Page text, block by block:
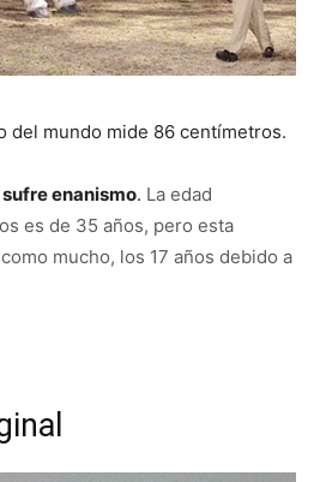
del mundo mide 86 centímetros.
sufre enanismo. La edad
es de 35 años, pero esta
mucho, los 17 años debido a